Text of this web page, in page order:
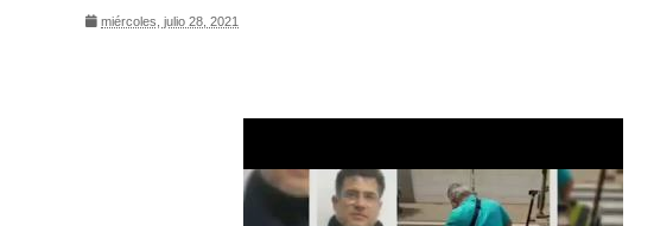
miércoles, julio 28, 2021